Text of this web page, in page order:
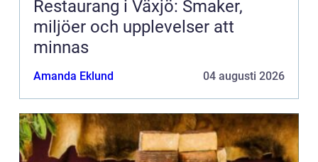
Restaurang i Växjö: Smaker,
miljöer och upplevelser att
minnas
Amanda Eklund 04 augusti 2026